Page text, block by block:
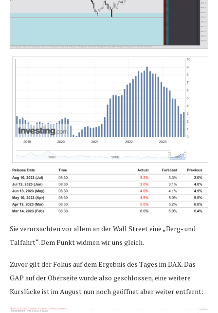
Sie verursachten vor allem an der Wall Street eine „Berg- und
Talfahrt“. Dem Punkt widmen wir uns gleich.
Zuvor gilt der Fokus auf dem Ergebnis des Tages im DAX. Das
GAP auf der Oberseite wurde also geschlossen, eine weitere
Kurslücke ist im August nun noch geöffnet aber weiter entfernt: